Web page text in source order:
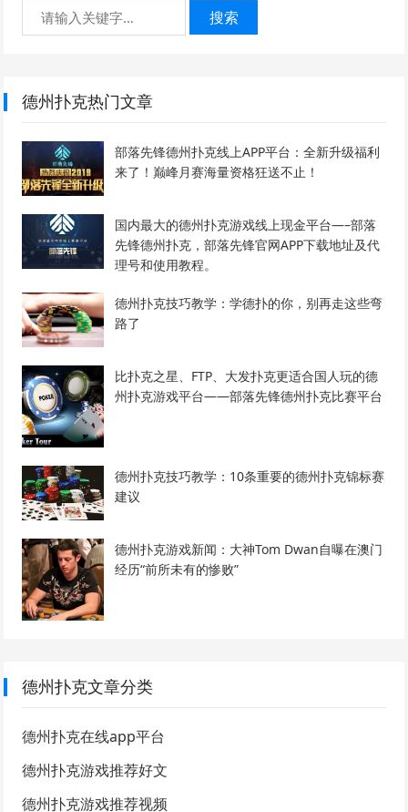
搜索
德州扑克热门文章
部落先锋德州扑克线上APP平台：全新升级福利
来了！巅峰月赛海量资格狂送不止！
国内最大的德州扑克游戏线上现金平台—–部落
先锋德州扑克，部落先锋官网APP下载地址及代
理号和使用教程。
德州扑克技巧教学：学德扑的你，别再走这些弯
路了
比扑克之星、FTP、大发扑克更适合国人玩的德
州扑克游戏平台——部落先锋德州扑克比赛平台
德州扑克技巧教学：10条重要的德州扑克锦标赛
建议
德州扑克游戏新闻：大神Tom Dwan自曝在澳门
经历“前所未有的惨败”
德州扑克文章分类
德州扑克在线app平台
德州扑克游戏推荐好文
德州扑克游戏推荐视频